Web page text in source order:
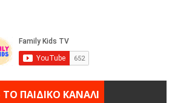
ΤΟ ΠΑΙΔΙΚΟ ΚΑΝΑΛΙ